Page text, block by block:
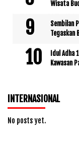
Wisata
Sembilan
Tegaskan
Idul Adha
Kawasan
INTERNASIONAL
No posts yet.